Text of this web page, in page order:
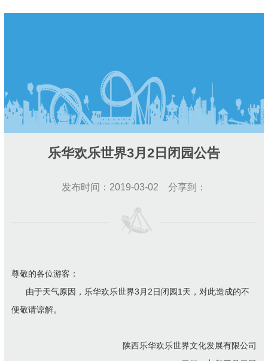
乐华欢乐世界3月2日闭园公告
发布时间：2019-03-02 分享到：
尊敬的各位游客：
由于天气原因，乐华欢乐世界3月2日闭园1天，对此造成的不
便敬请谅解。
陕西乐华欢乐世界文化发展有限公司